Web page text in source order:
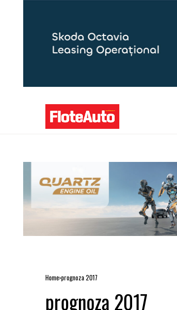
Home prognoza 2017
prognoza 2017